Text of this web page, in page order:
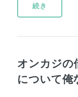
続き
オンカジの
について俺